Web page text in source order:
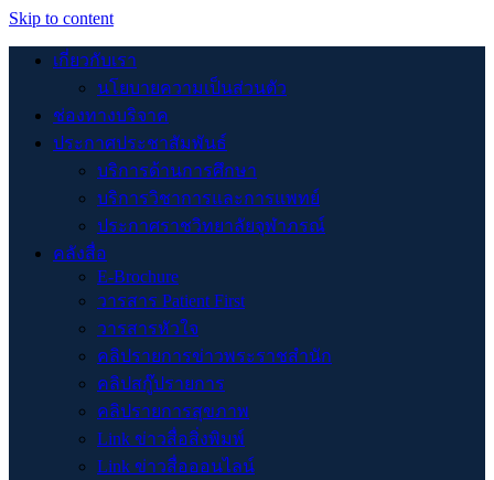
Skip to content
เกี่ยวกับเรา
นโยบายความเป็นส่วนตัว
ช่องทางบริจาค
ประกาศประชาสัมพันธ์
บริการด้านการศึกษา
บริการวิชาการและการแพทย์
ประกาศราชวิทยาลัยจุฬาภรณ์
คลังสื่อ
E-Brochure
วารสาร Patient First
วารสารหัวใจ
คลิปรายการข่าวพระราชสำนัก
คลิปสกู๊ปรายการ
คลิปรายการสุขภาพ
Link ข่าวสื่อสิ่งพิมพ์
Link ข่าวสื่อออนไลน์